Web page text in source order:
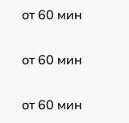
от 60 мин
от 60 мин
от 60 мин